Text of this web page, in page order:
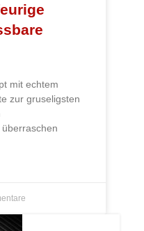
mit echtem
zur gruseligsten